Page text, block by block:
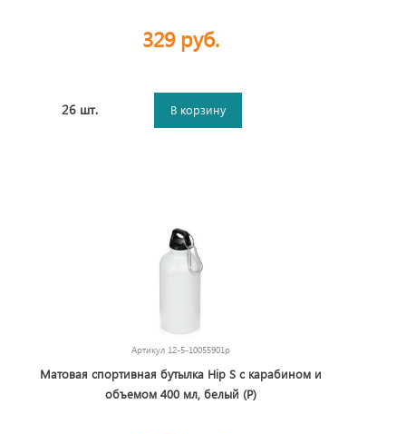
329 руб.
26 шт. В корзину
Артикул 12-5-10055901p
Матовая спортивная бутылка Hip S с карабином и
объемом 400 мл, белый (P)